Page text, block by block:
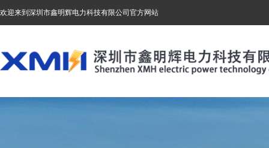
欢迎来到深圳市鑫明辉电力科技有限公司官方网站